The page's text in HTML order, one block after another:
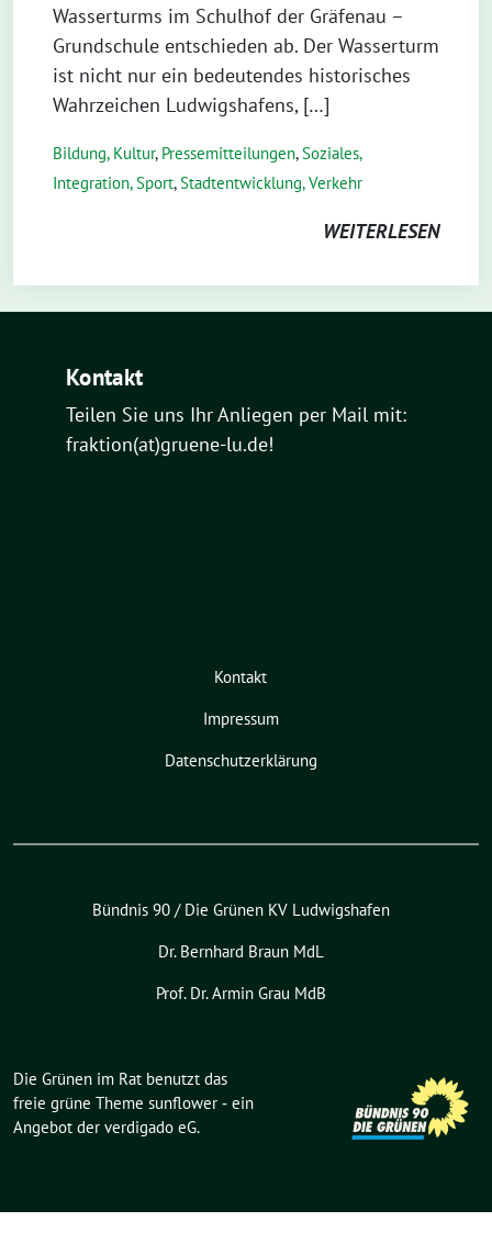
Wasserturms im Schulhof der Gräfenau –
Grundschule entschieden ab. Der Wasserturm
ist nicht nur ein bedeutendes historisches
Wahrzeichen Ludwigshafens, […]
Bildung, Kultur, Pressemitteilungen,Soziales,
Integration, Sport,Stadtentwicklung, Verkehr
WEITERLESEN
Kontakt
Teilen Sie uns Ihr Anliegen per Mail mit:
fraktion(at)gruene-lu.de!
Kontakt
Impressum
Datenschutzerklärung
Bündnis 90 / Die Grünen KV Ludwigshafen
Dr. Bernhard Braun MdL
Prof. Dr. Armin Grau MdB
Die Grünen im Rat benutzt das
freie grüne Theme sunflower ‐ ein
Angebot der verdigado eG.